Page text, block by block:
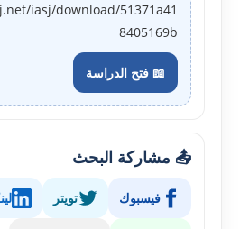
iasj/download/51371a41
8405169b
📖 فتح الدراسة
📤 مشاركة البحث
فيسبوك تويتر